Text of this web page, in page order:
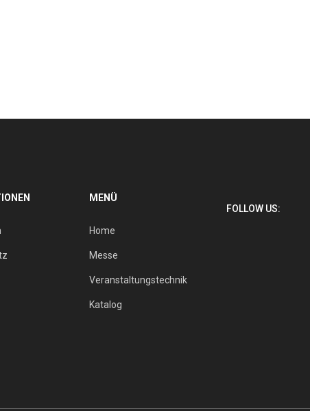
MENÜ
Home
Messe
Veranstaltungstechnik
Katalog
FOLLOW US: